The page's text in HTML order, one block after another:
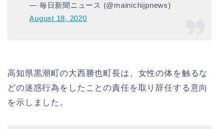
— 毎日新聞ニュース (@mainichijpnews)
August 18, 2020
高知県黒潮町の大西勝也町長は、女性の体を触るな
どの迷惑行為をしたことの責任を取り辞任する意向
を示しました。